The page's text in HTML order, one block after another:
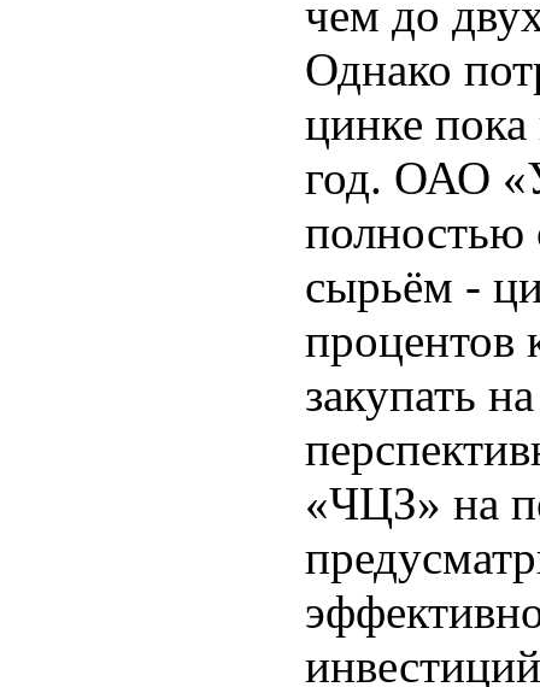
чем до
Однако
цинке
год. ОАО
полностью
сырьём -
процентов
закупать
«ЧЦЗ» на